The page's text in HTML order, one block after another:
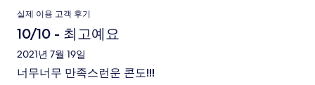
실제 이용 고객 후기
10/10 - 최고예요
2021년 7월 19일
너무너무 만족스런운 콘도!!!